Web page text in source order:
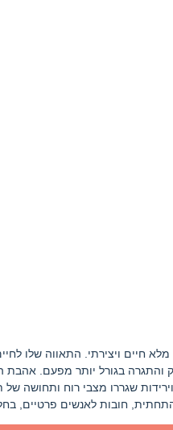
מלא חיים ויצירתי. התאווה שלו
והתגרה בגורל יותר מפעם.
שגררו מצבי רוח ותחושה
חובות לאנשים פרטיים,